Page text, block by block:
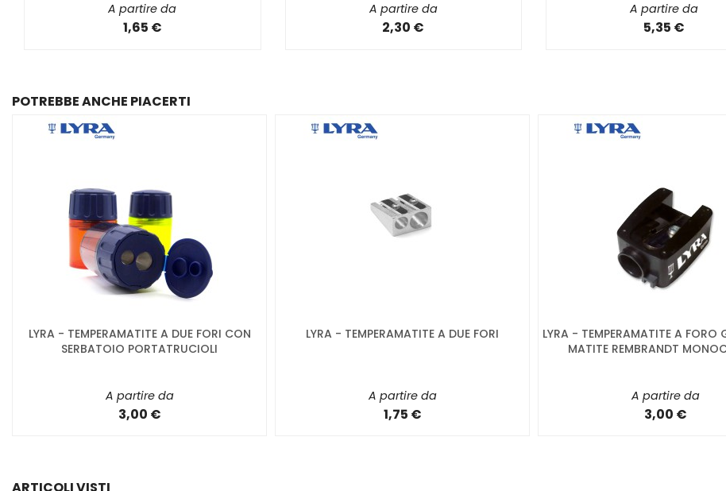
A partire da
1,65 €
A partire da
2,30 €
A partire da
5,35 €
POTREBBE ANCHE PIACERTI
LYRA - TEMPERAMATITE A DUE FORI CON
SERBATOIO PORTATRUCIOLI
A partire da
3,00 €
LYRA - TEMPERAMATITE A DUE FORI
A partire da
1,75 €
LYRA - TEMPERAMATITE A FORO
MATITE REMBRANDT
A partire da
3,00 €